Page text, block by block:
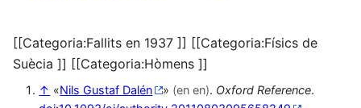
[[Categoria:Fallits en 1937 ]] [[Categoria:Físics de
Suècia ]] [[Categoria:Hòmens ]]
↑ «Nils Gustaf Dalén » (en en). Oxford Reference.